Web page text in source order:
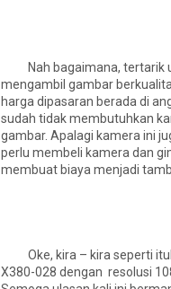
Nah bagaimana, tertarik
mengambil gambar
harga dipasaran berada di
sudah tidak membutuhkan
gambar. Apalagi kamera ini
perlu membeli kamera dan
membuat biaya menjadi
Oke, kira – kira seperti
X380-028 dengan resolusi